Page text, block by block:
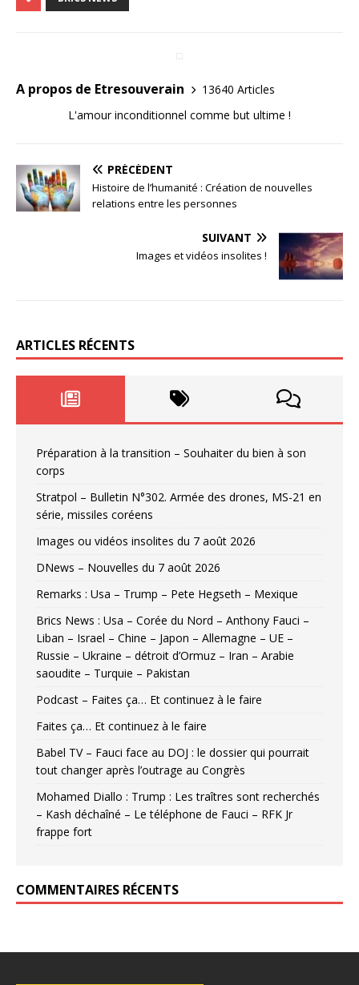
A propos de Etresouverain
13640 Articles
L'amour inconditionnel comme but ultime !
PRÉCÉDENT
Histoire de l’humanité : Création de nouvelles
relations entre les personnes
SUIVANT
Images et vidéos insolites !
ARTICLES RÉCENTS
Préparation à la transition – Souhaiter du bien à son
corps
Stratpol – Bulletin N°302. Armée des drones, MS-21 en
série, missiles coréens
Images ou vidéos insolites du 7 août 2026
DNews – Nouvelles du 7 août 2026
Remarks : Usa – Trump – Pete Hegseth – Mexique
Brics News : Usa – Corée du Nord – Anthony Fauci –
Liban – Israel – Chine – Japon – Allemagne – UE –
Russie – Ukraine – détroit d’Ormuz – Iran – Arabie
saoudite – Turquie – Pakistan
Podcast – Faites ça… Et continuez à le faire
Faites ça… Et continuez à le faire
Babel TV – Fauci face au DOJ : le dossier qui pourrait
tout changer après l’outrage au Congrès
Mohamed Diallo : Trump : Les traîtres sont recherchés
– Kash déchaîné – Le téléphone de Fauci – RFK Jr
frappe fort
COMMENTAIRES RÉCENTS